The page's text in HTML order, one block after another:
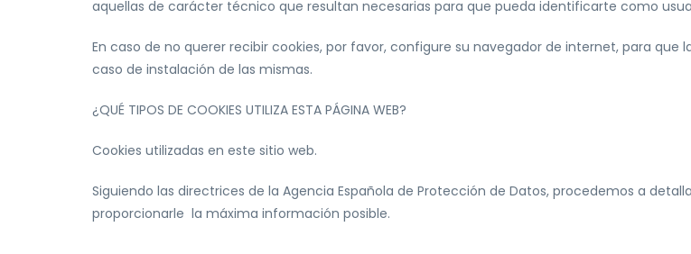
aquellas de carácter técnico que resultan necesarias para que pueda identificarte como
En caso de no querer recibir cookies, por favor, configure su navegador de internet, para que
caso de instalación de las mismas.
¿QUÉ TIPOS DE COOKIES UTILIZA ESTA PÁGINA WEB?
Cookies utilizadas en este sitio web.
Siguiendo las directrices de la Agencia Española de Protección de Datos, procedemos a
proporcionarle la máxima información posible.